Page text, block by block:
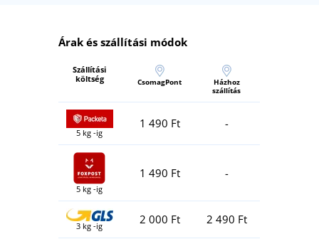
Árak és szállítási módok
Szállítási
költség
CsomagPont
Házhoz
szállítás
5 kg -ig
1 490 Ft -
5 kg -ig
1 490 Ft -
3 kg -ig 2 000 Ft 2 490 Ft